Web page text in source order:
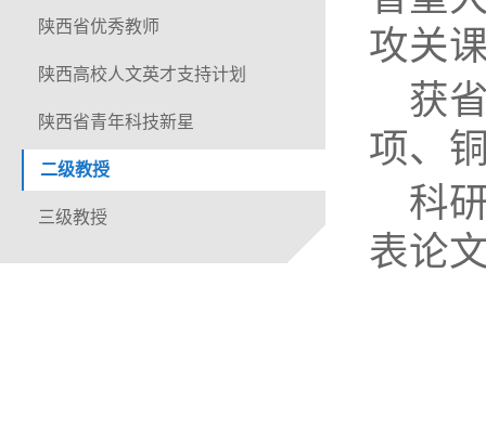
陕西省优秀教师
陕西高校人文英才支持计划
陕西省青年科技新星
二级教授
三级教授
攻关
获
项、
科
表论